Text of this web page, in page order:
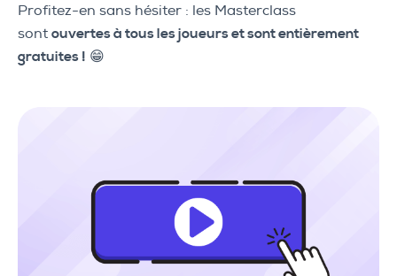
Profitez-en sans hésiter : les Masterclass
sont ouvertes à tous les joueurs et sont entièrement
gratuites ! 😁